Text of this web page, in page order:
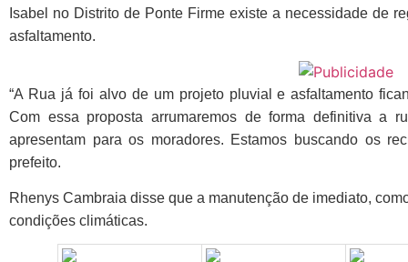
Isabel no Distrito de Ponte Firme existe a necessidade de
asfaltamento.
“A Rua já foi alvo de um projeto pluvial e asfaltamento
Com essa proposta arrumaremos de forma definitiva a
apresentam para os moradores. Estamos buscando os
prefeito.
Rhenys Cambraia disse que a manutenção de imediato,
condições climáticas.